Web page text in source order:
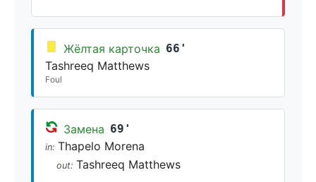
Жёлтая карточка 66'
Tashreeq Matthews
Foul
Замена 69'
in: Thapelo Morena
out: Tashreeq Matthews